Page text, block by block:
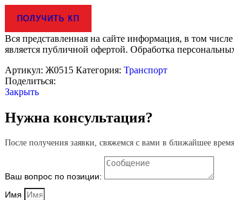
ПОЛУЧИТЬ КП
Вся представленная на сайте информация, в том
является публичной офертой. Обработка
Артикул: Ж0515 Категория: Транспорт
Поделиться:
Закрыть
Нужна консультация?
После получения заявки, свяжемся с вами в ближайшее
Ваш вопрос по позиции:
Имя